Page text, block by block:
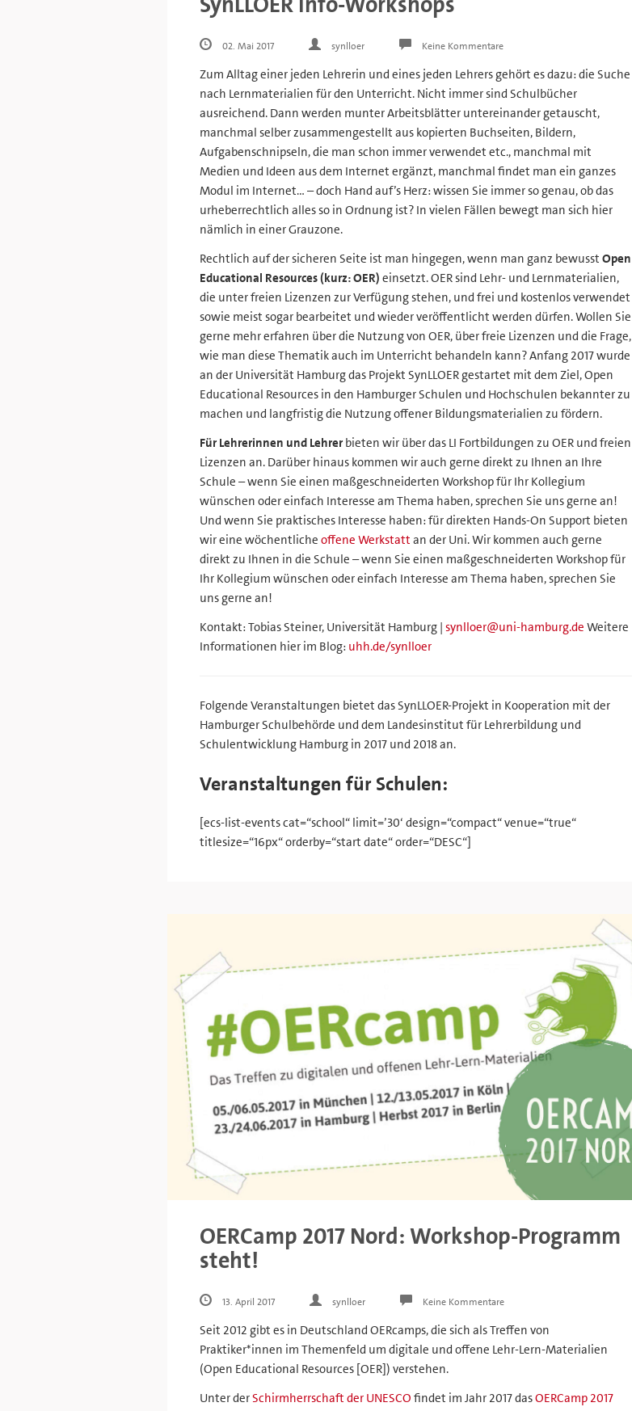
02. Mai 2017 synlloer Keine Kommentare
Zum Alltag einer jeden Lehrerin und eines jeden Lehrers gehört es dazu: die Suche
nach Lernmaterialien für den Unterricht. Nicht immer sind Schulbücher
ausreichend. Dann werden munter Arbeitsblätter untereinander getauscht,
manchmal selber zusammengestellt aus kopierten Buchseiten, Bildern,
Aufgabenschnipseln, die man schon immer verwendet etc., manchmal mit
Medien und Ideen aus dem Internet ergänzt, manchmal findet man ein ganzes
Modul im Internet… – doch Hand auf’s Herz: wissen Sie immer so genau, ob das
urheberrechtlich alles so in Ordnung ist? In vielen Fällen bewegt man sich hier
nämlich in einer Grauzone.
Rechtlich auf der sicheren Seite ist man hingegen, wenn man ganz bewusst Open
Educational Resources (kurz: OER) einsetzt. OER sind Lehr- und Lernmaterialien,
die unter freien Lizenzen zur Verfügung stehen, und frei und kostenlos verwendet
sowie meist sogar bearbeitet und wieder veröffentlicht werden dürfen. Wollen Sie
gerne mehr erfahren über die Nutzung von OER, über freie Lizenzen und die Frage,
wie man diese Thematik auch im Unterricht behandeln kann? Anfang 2017 wurde
an der Universität Hamburg das Projekt SynLLOER gestartet mit dem Ziel, Open
Educational Resources in den Hamburger Schulen und Hochschulen bekannter zu
machen und langfristig die Nutzung offener Bildungsmaterialien zu fördern.
Für Lehrerinnen und Lehrer bieten wir über das LI Fortbildungen zu OER und freien
Lizenzen an. Darüber hinaus kommen wir auch gerne direkt zu Ihnen an Ihre
Schule – wenn Sie einen maßgeschneiderten Workshop für Ihr Kollegium
wünschen oder einfach Interesse am Thema haben, sprechen Sie uns gerne an!
Und wenn Sie praktisches Interesse haben: für direkten Hands-On Support bieten
wir eine wöchentliche offene Werkstatt an der Uni. Wir kommen auch gerne
direkt zu Ihnen in die Schule – wenn Sie einen maßgeschneiderten Workshop für
Ihr Kollegium wünschen oder einfach Interesse am Thema haben, sprechen Sie
uns gerne an!
Kontakt: Tobias Steiner, Universität Hamburg | synlloer@uni-hamburg.de Weitere
Informationen hier im Blog: uhh.de/synlloer
Folgende Veranstaltungen bietet das SynLLOER-Projekt in Kooperation mit der
Hamburger Schulbehörde und dem Landesinstitut für Lehrerbildung und
Schulentwicklung Hamburg in 2017 und 2018 an.
Veranstaltungen für Schulen:
[ecs-list-events cat=“school“ limit=’30‘ design=“compact“ venue=“true“
titlesize=“16px“ orderby=“start date“ order=“DESC“]
OERCamp 2017 Nord: Workshop-Programm
steht!
13. April 2017 synlloer Keine Kommentare
Seit 2012 gibt es in Deutschland OERcamps, die sich als Treffen von
Praktiker*innen im Themenfeld um digitale und offene Lehr-Lern-Materialien
(Open Educational Resources [OER]) verstehen.
Unter derSchirmherrschaft der UNESCO findet im Jahr 2017 dasOERCamp 2017